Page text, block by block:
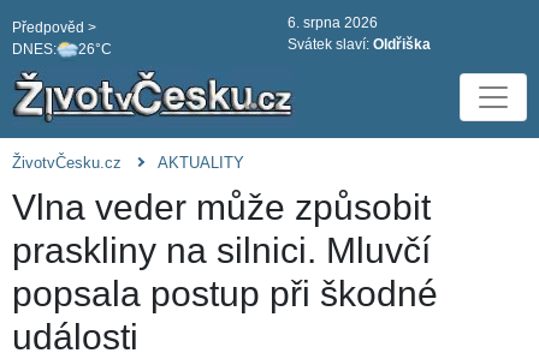
DNES: 26°C
Předpověd >
6. srpna 2026
Svátek slaví: Oldřiška
ŽivotvČesku.cz AKTUALITY
Vlna veder může způsobit
praskliny na silnici. Mluvčí
popsala postup při škodné
události